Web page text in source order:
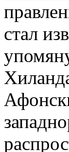
стал